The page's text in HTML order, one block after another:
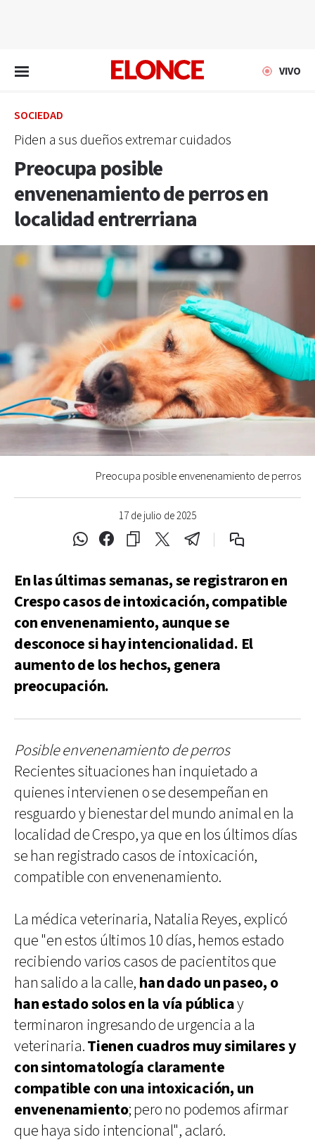
VIVO
SOCIEDAD
Piden a sus dueños extremar cuidados
Preocupa posible
envenenamiento de perros en
localidad entrerriana
17 de julio de 2025
Preocupa posible envenenamiento de perros
En las últimas semanas, se registraron en
Crespo casos de intoxicación, compatible
con envenenamiento, aunque se
desconoce si hay intencionalidad. El
aumento de los hechos, genera
preocupación.
Posible envenenamiento de perros
Recientes situaciones han inquietado a
quienes intervienen o se desempeñan en
resguardo y bienestar del mundo animal en la
localidad de Crespo, ya que en los últimos días
se han registrado casos de intoxicación,
compatible con envenenamiento.
La médica veterinaria, Natalia Reyes, explicó
que "en estos últimos 10 días, hemos estado
recibiendo varios casos de pacientitos que
han salido a la calle, han dado un paseo, o
han estado solos en la vía públicay
terminaron ingresando de urgencia a la
veterinaria.Tienen cuadros muy similares y
con sintomatología claramente
compatible con una intoxicación, un
envenenamiento; pero no podemos afirmar
que haya sido intencional", aclaró.